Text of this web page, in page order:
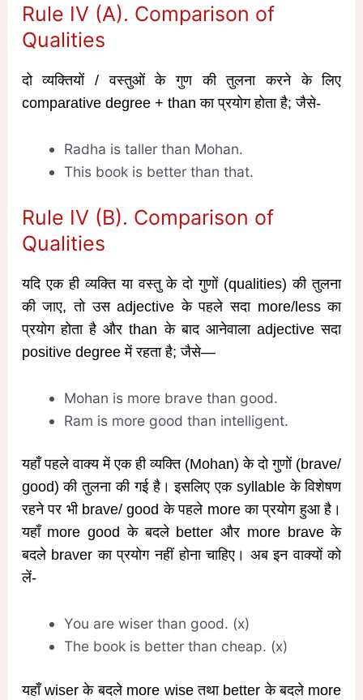
Rule IV (A). Comparison of
Qualities
दो व्यक्तियों / वस्तुओं के गुण की तुलना करने के लिए
comparative degree + than का प्रयोग होता है; जैसे-
Radha is taller than Mohan.
This book is better than that.
Rule IV (B). Comparison of
Qualities
यदि एक ही व्यक्ति या वस्तु के दो गुणों (qualities) की तुलना
की जाए, तो उस adjective के पहले सदा more/less का
प्रयोग होता है और than के बाद आनेवाला adjective सदा
positive degree में रहता है; जैसे—
Mohan is more brave than good.
Ram is more good than intelligent.
यहाँ पहले वाक्य में एक ही व्यक्ति (Mohan) के दो गुणों (brave/
good) की तुलना की गई है। इसलिए एक syllable के विशेषण
रहने पर भी brave/ good के पहले more का प्रयोग हुआ है।
यहाँ more good के बदले better और more brave के
बदले braver का प्रयोग नहीं होना चाहिए। अब इन वाक्यों को
लें-
You are wiser than good. (x)
The book is better than cheap. (x)
यहाँ wiser के बदले more wise तथा better के बदले more